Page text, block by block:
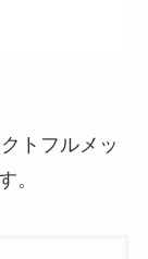
トフルメッ
。